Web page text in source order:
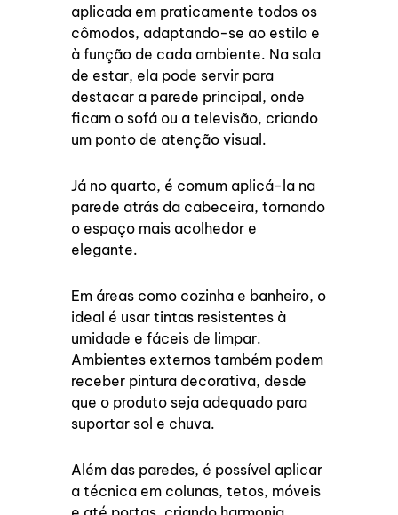
aplicada em praticamente todos os
cômodos, adaptando-se ao estilo e
à função de cada ambiente. Na sala
de estar, ela pode servir para
destacar a parede principal, onde
ficam o sofá ou a televisão, criando
um ponto de atenção visual.
Já no quarto, é comum aplicá-la na
parede atrás da cabeceira, tornando
o espaço mais acolhedor e
elegante.
Em áreas como cozinha e banheiro, o
ideal é usar tintas resistentes à
umidade e fáceis de limpar.
Ambientes externos também podem
receber pintura decorativa, desde
que o produto seja adequado para
suportar sol e chuva.
Além das paredes, é possível aplicar
a técnica em colunas, tetos, móveis